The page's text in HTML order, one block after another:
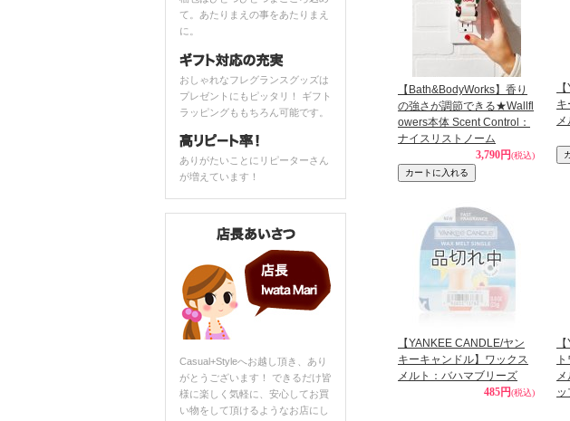
て。あたりまえの事をあたりまえ
に。
おしゃれなフレグランスグッズは
プレゼントにもピッタリ！ ギフト
ラッピングももちろん可能です。
ありがたいことにリピーターさん
が増えています！
Casual+Styleへお越し頂き、あり
がとうございます！ できるだけ皆
様に楽しく気軽に、安心してお買
い物をして頂けるようなお店にし
【Bath&BodyWorks】香り
の強さが調節できる★Wallfl
owers本体 Scent Control：
ナイスリストノーム
3,790円(税込)
キ
【YANKEE CANDLE/ヤン
キーキャンドル】ワックス
メルト：バハマブリーズ
485円(税込)